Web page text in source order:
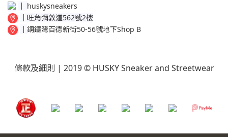
│ huskysneakers
│ 旺角彌敦道562號2樓
│ 銅鑼灣百德新街50-56號地下Shop B
條款及細則 | 2019 © HUSKY Sneaker and Streetwear